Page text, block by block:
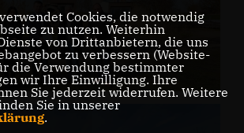
Cookies, die notwendig
zu nutzen. Weiterhin
von Drittanbietern, die uns
zu verbessern (Website-
die Verwendung bestimmter
wir Ihre Einwilligung. Ihre
Sie jederzeit widerrufen. Weitere
Sie in unserer
.